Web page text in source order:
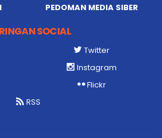
PEDOMAN MEDIA SIBER
SOCIAL
Twitter
Instagram
Flickr
RSS